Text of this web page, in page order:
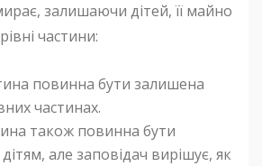
залишаючи дітей, її майно
частини:
повинна бути залишена
частинах.
також повинна бути
але заповідач вирішує, як